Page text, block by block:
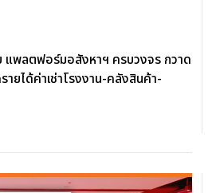
แพลตฟอร์มอสังหาฯ ครบวงจร กวาด
ยได้ค่าเช่าโรงงาน-คลังสินค้า-